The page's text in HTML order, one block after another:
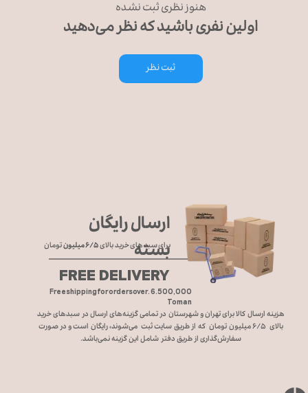
هنوز نظری ثبت نشده
اولین نفری باشید که نظر می‌دهید
ثبت نظر
ارسال رایگان
بسته
برای سبد های خرید بالای۶/۵ میلیون تومان
FREE DELIVERY
Free shipping for orders over. 6.500,000
Toman
هزینه ارسال کالا برای تهران و شهرستان در تمامی گزینه‌های ارسال در سبد‌های خرید
بالای ۶/۵ میلیون تومان که از طریق سایت ثبت می‌شوند، رایگان است و در صورت
سفارش‌گذاری از طریق دفتر شامل این گزینه نمی‌باشد.